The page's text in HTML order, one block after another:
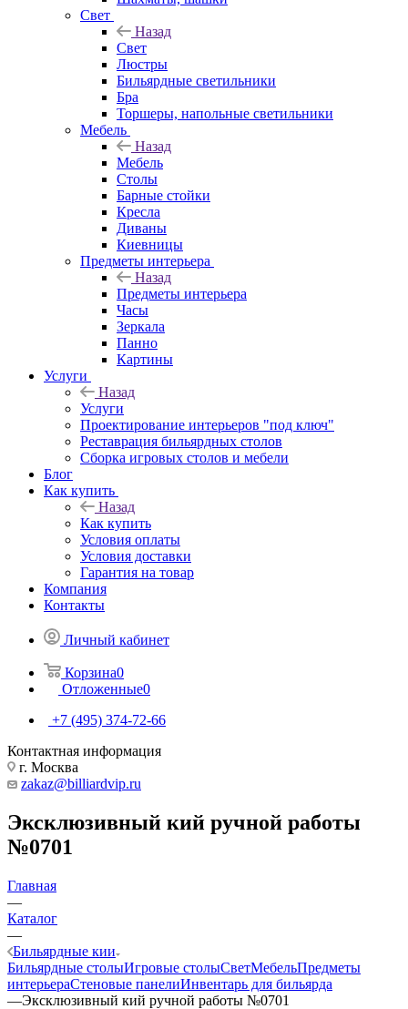
Свет
Назад
Свет
Люстры
Бильярдные светильники
Бра
Торшеры, напольные светильники
Мебель
Назад
Мебель
Столы
Барные стойки
Кресла
Диваны
Киевницы
Предметы интерьера
Назад
Предметы интерьера
Часы
Зеркала
Панно
Картины
Услуги
Назад
Услуги
Проектирование интерьеров "под ключ"
Реставрация бильярдных столов
Сборка игровых столов и мебели
Блог
Как купить
Назад
Как купить
Условия оплаты
Условия доставки
Гарантия на товар
Компания
Контакты
Личный кабинет
Корзина0
Отложенные0
+7 (495) 374-72-66
Контактная информация
г. Москва
zakaz@billiardvip.ru
Эксклюзивный кий ручной работы
№0701
Главная
—
Каталог
—
Бильярдные кии
Бильярдные столыИгровые столыСветМебельПредметы
интерьераСтеновые панелиИнвентарь для бильярда
—Эксклюзивный кий ручной работы №0701